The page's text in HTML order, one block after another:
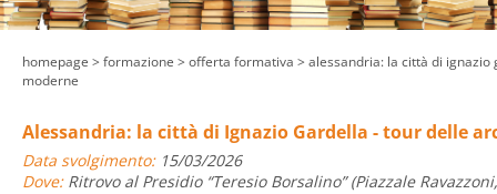
homepage > formazione > offerta formativa > alessandria: la città di
moderne
Alessandria: la città di Ignazio Gardella - tour delle
Data svolgimento:15/03/2026
Dove:Ritrovo al Presidio “Teresio Borsalino” (Piazzale